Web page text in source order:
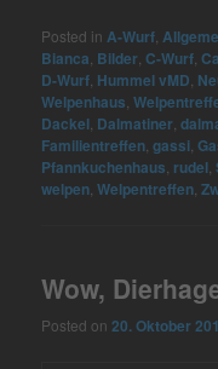
Posted in A-Wurf
Bianca Bilder ,C-Wurf ,
D-Wurf Hummel vMD
Welpenhaus ,
Dackel Dalmatiner ,
Familientreffen ,gassi ,
Pfannkuchenhaus rudel ,
welpen ,Welpentreffen ,
Wow,
Posted on20. Oktober